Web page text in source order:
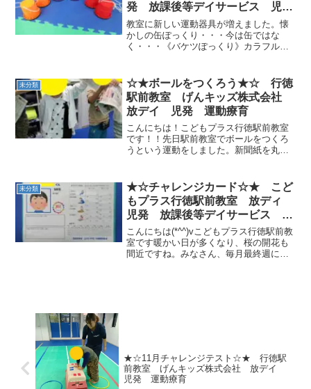
発 放課後等デイサービス 児童
発達支援事業 無料送迎 発達
障害 運動療育 行徳 行徳駅
前 南行徳 妙典 市川市
教室に新しい運動器具が増えました。懐
かしの缶ぽっくり・・・今は缶ではな
く・・・《バケツぽっくり》カラフルな
一緒に動かさないと上手く歩けません。
あわてないで、ゆっくりね！...
未分類
☆★ボールをつくろう★☆ 行徳
駅前教室 げんキッズ株式会社
放デイ 児発 運動療育
こんにちは！こどもプラス行徳駅前教室
です！！先日駅前教室でボールをつくろ
うという運動をしました。新聞紙を丸め
て丸めるのもダメです！意外と難しくて
こどもたちも真剣に...
未分類
★☆チャレンジカード☆★ こど
もプラス行徳駅前教室 放ディ
児発 放課後等デイサービス 児
童発達支援事業 無料送迎 発
達障害 運動療育 行徳 行徳駅
前 南行徳 妙典 市川市
こんにちは(*^^)vこどもプラス行徳駅前教
室です暖かい日が多くなり、桜の開花も
間近ですね。みなさん、毎月最終週に
★☆11月チャレンジテスト☆★ 行徳駅
前教室 げんキッズ株式会社 放デイ
児発 運動療育